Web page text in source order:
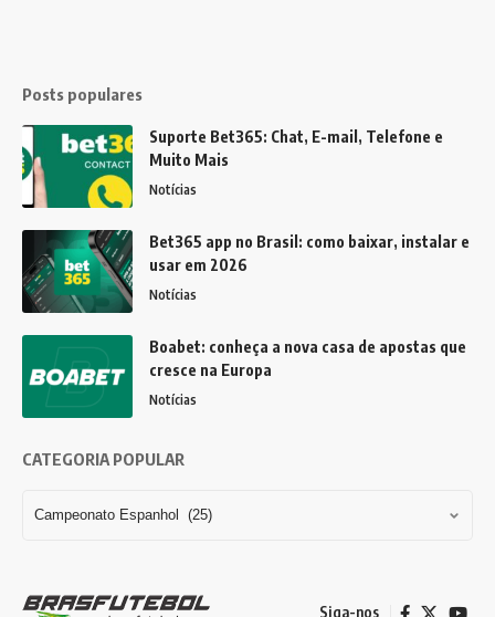
Posts populares
Suporte Bet365: Chat, E-mail, Telefone e
Muito Mais
Notícias
Bet365 app no Brasil: como baixar, instalar e
usar em 2026
Notícias
Boabet: conheça a nova casa de apostas que
cresce na Europa
Notícias
CATEGORIA POPULAR
Siga-nos